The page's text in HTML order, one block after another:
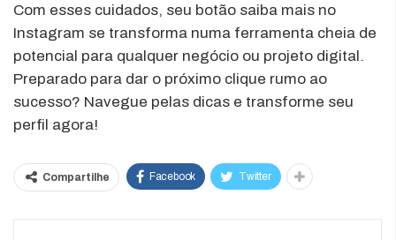
Com esses cuidados, seu botão saiba mais no
Instagram se transforma numa ferramenta cheia de
potencial para qualquer negócio ou projeto digital.
Preparado para dar o próximo clique rumo ao
sucesso? Navegue pelas dicas e transforme seu
perfil agora!
Compartilhe Facebook Twitter